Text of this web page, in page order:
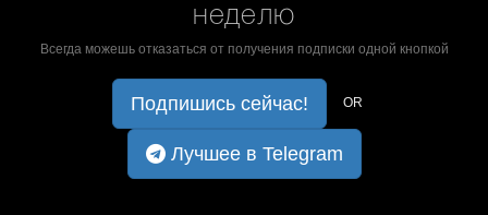
неделю
Всегда можешь отказаться от получения подписки одной кнопкой
Подпишись сейчас! OR
Лучшее в Telegram